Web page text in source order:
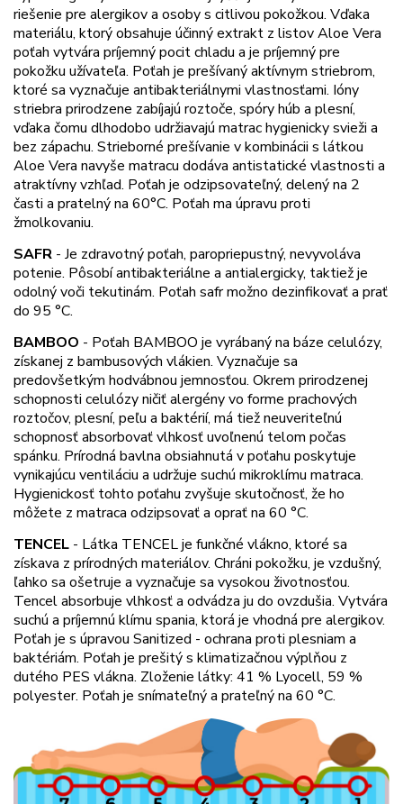
riešenie pre alergikov a osoby s citlivou pokožkou. Vďaka
materiálu, ktorý obsahuje účinný extrakt z listov Aloe Vera
poťah vytvára príjemný pocit chladu a je príjemný pre
pokožku užívateľa. Poťah je prešívaný aktívnym striebrom,
ktoré sa vyznačuje antibakteriálnymi vlastnosťami. Ióny
striebra prirodzene zabíjajú roztoče, spóry húb a plesní,
vďaka čomu dlhodobo udržiavajú matrac hygienicky svieži a
bez zápachu. Strieborné prešívanie v kombinácii s látkou
Aloe Vera navyše matracu dodáva antistatické vlastnosti a
atraktívny vzhľad. Poťah je odzipsovateľný, delený na 2
časti a pratelný na 60°C. Poťah ma úpravu proti
žmolkovaniu.
SAFR - Je zdravotný poťah, paropriepustný, nevyvoláva
potenie. Pôsobí antibakteriálne a antialergicky, taktiež je
odolný voči tekutinám. Poťah safr možno dezinfikovať a prať
do 95 °C.
BAMBOO - Poťah BAMBOO je vyrábaný na báze celulózy,
získanej z bambusových vlákien. Vyznačuje sa
predovšetkým hodvábnou jemnosťou. Okrem prirodzenej
schopnosti celulózy ničiť alergény vo forme prachových
roztočov, plesní, peľu a baktérií, má tiež neuveriteľnú
schopnosť absorbovať vlhkosť uvoľnenú telom počas
spánku. Prírodná bavlna obsiahnutá v poťahu poskytuje
vynikajúcu ventiláciu a udržuje suchú mikroklímu matraca.
Hygienickosť tohto poťahu zvyšuje skutočnosť, že ho
môžete z matraca odzipsovať a oprať na 60 °C.
TENCEL - Látka TENCEL je funkčné vlákno, ktoré sa
získava z prírodných materiálov. Chráni pokožku, je vzdušný,
ľahko sa ošetruje a vyznačuje sa vysokou životnosťou.
Tencel absorbuje vlhkosť a odvádza ju do ovzdušia. Vytvára
suchú a príjemnú klímu spania, ktorá je vhodná pre alergikov.
Poťah je s úpravou Sanitized - ochrana proti plesniam a
baktériám. Poťah je prešitý s klimatizačnou výplňou z
dutého PES vlákna. Zloženie látky: 41 % Lyocell, 59 %
polyester. Poťah je snímateľný a prateľný na 60 °C.